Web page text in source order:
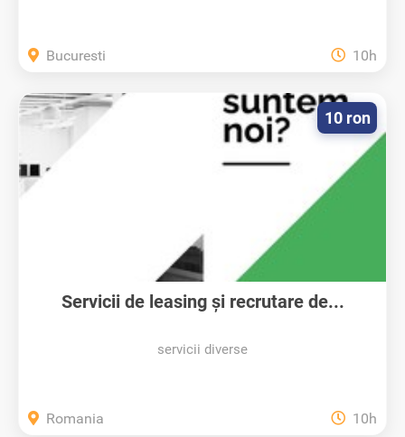
Bucuresti 10h
Servicii de leasing și recrutare de...
servicii diverse
10 ron
Romania 10h